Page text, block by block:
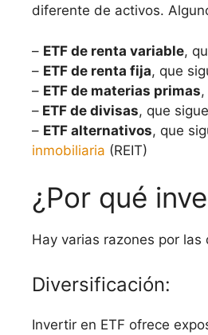
diferente de activos.
– ETF de renta variable,
– ETF de renta fija, que
– ETF de materias primas
– ETF de divisas, que
– ETF alternativos, que
inmobiliaria (REIT)
¿Por qué
Hay varias razones por
Diversificación:
Invertir en ETF ofrece